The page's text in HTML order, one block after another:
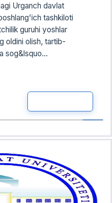
Urganch davlat
tashkiloti
guruhi yoshlar
oldini olish, tartib-
sog&lsquo...